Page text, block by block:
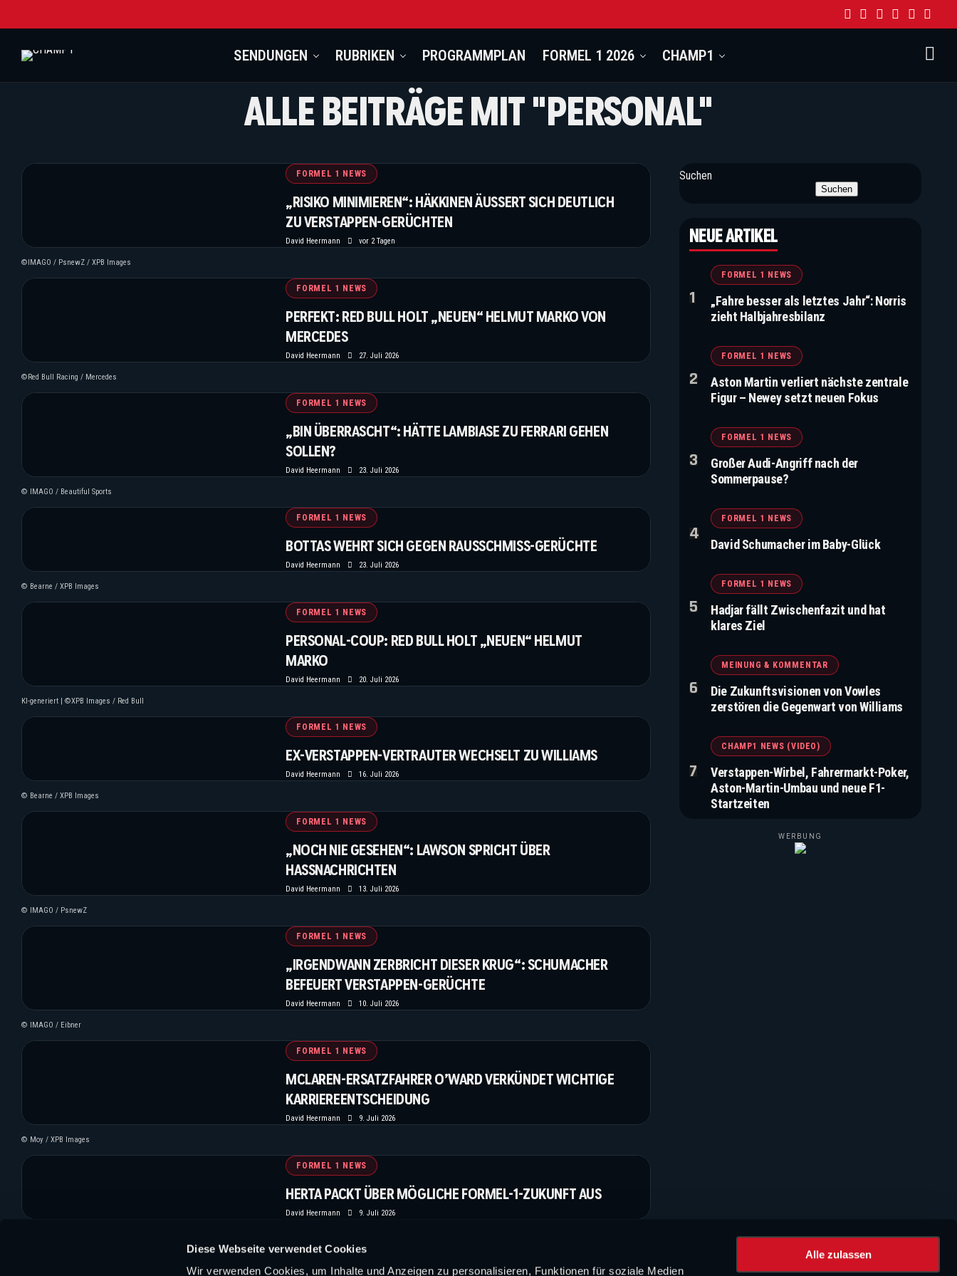
Diese Webseite verwendet Cookies
Wir verwenden Cookies, um Inhalte und Anzeigen zu personalisieren, Funktionen für soziale Medien
Alle zulassen
SENDUNGEN RUBRIKEN PROGRAMMPLAN FORMEL 1 2026 CHAMP1
ALLE BEITRÄGE MIT "PERSONAL"
FORMEL 1 NEWS
„RISIKO MINIMIEREN“: HÄKKINEN ÄUSSERT SICH DEUTLICH Z
U VERSTAPPEN-GERÜCHTEN
David Heermann vor 2 Tagen
©IMAGO / PsnewZ / XPB Images
FORMEL 1 NEWS
PERFEKT: RED BULL HOLT „NEUEN“ HELMUT MARKO VON
MERCEDES
David Heermann 27. Juli 2026
©Red Bull Racing / Mercedes
FORMEL 1 NEWS
„BIN ÜBERRASCHT“: HÄTTE LAMBIASE ZU FERRARI GEHEN
SOLLEN?
David Heermann 23. Juli 2026
© IMAGO / Beautiful Sports
FORMEL 1 NEWS
BOTTAS WEHRT SICH GEGEN RAUSSCHMISS-GERÜCHTE
David Heermann 23. Juli 2026
© Bearne / XPB Images
FORMEL 1 NEWS
PERSONAL-COUP: RED BULL HOLT „NEUEN“ HELMUT
MARKO
David Heermann 20. Juli 2026
KI-generiert | ©XPB Images / Red Bull
FORMEL 1 NEWS
EX-VERSTAPPEN-VERTRAUTER WECHSELT ZU WILLIAMS
David Heermann 16. Juli 2026
© Bearne / XPB Images
FORMEL 1 NEWS
„NOCH NIE GESEHEN“: LAWSON SPRICHT ÜBER
HASSNACHRICHTEN
David Heermann 13. Juli 2026
© IMAGO / PsnewZ
FORMEL 1 NEWS
„IRGENDWANN ZERBRICHT DIESER KRUG“: SCHUMACHER
BEFEUERT VERSTAPPEN-GERÜCHTE
David Heermann 10. Juli 2026
© IMAGO / Eibner
FORMEL 1 NEWS
MCLAREN-ERSATZFAHRER O’WARD VERKÜNDET WICHTIGE
KARRIEREENTSCHEIDUNG
David Heermann 9. Juli 2026
© Moy / XPB Images
FORMEL 1 NEWS
HERTA PACKT ÜBER MÖGLICHE FORMEL-1-ZUKUNFT AUS
David Heermann 9. Juli 2026
MEHR NEWS
Suchen
Suchen
NEUE ARTIKEL
FORMEL 1 NEWS
„Fahre besser als letztes Jahr“: Norris
zieht Halbjahresbilanz
FORMEL 1 NEWS
Aston Martin verliert nächste zentrale
Figur – Newey setzt neuen Fokus
FORMEL 1 NEWS
Großer Audi-Angriff nach der
Sommerpause?
FORMEL 1 NEWS
David Schumacher im Baby-Glück
FORMEL 1 NEWS
Hadjar fällt Zwischenfazit und hat
klares Ziel
MEINUNG & KOMMENTAR
Die Zukunftsvisionen von Vowles
zerstören die Gegenwart von Williams
CHAMP1 NEWS (VIDEO)
Verstappen-Wirbel, Fahrermarkt-Poker,
Aston-Martin-Umbau und neue F1-
Startzeiten
WERBUNG